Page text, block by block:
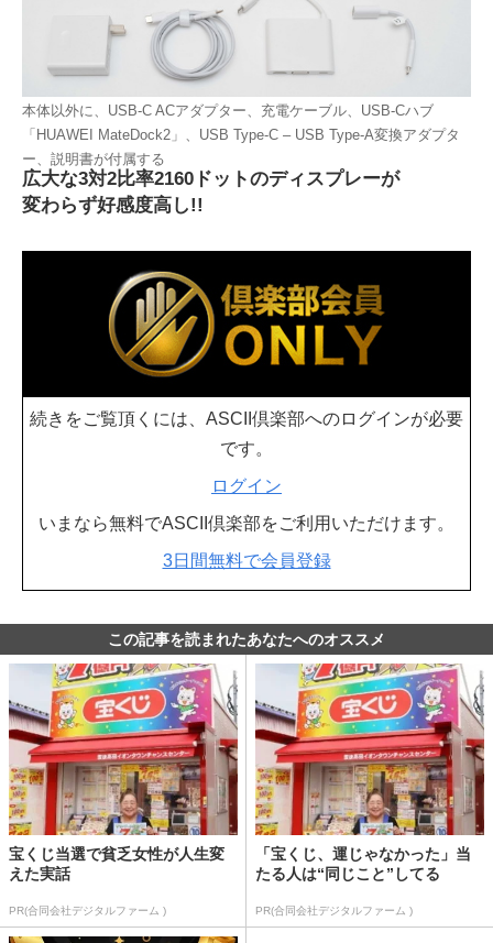
本体以外に、USB-C ACアダプター、充電ケーブル、USB-Cハブ
「HUAWEI MateDock2」、USB Type-C – USB Type-A変換アダプタ
ー、説明書が付属する
広大な3対2比率2160ドットのディスプレーが
変わらず好感度高し!!
続きをご覧頂くには、ASCII倶楽部へのログインが必要
です。
ログイン
いまなら無料でASCII倶楽部をご利用いただけます。
3日間無料で会員登録
この記事を読まれたあなたへのオススメ
宝くじ当選で貧乏女性が人生変
えた実話
PR(合同会社デジタルファーム )
「宝くじ、運じゃなかった」当
たる人は“同じこと”してる
PR(合同会社デジタルファーム )